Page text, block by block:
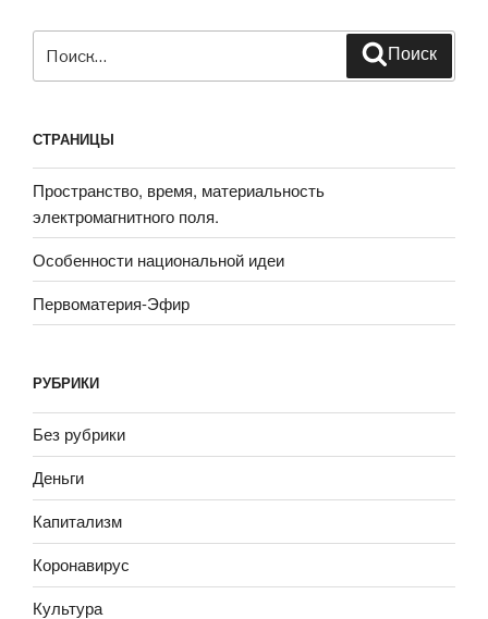
Поиск
СТРАНИЦЫ
Пространство, время, материальность
электромагнитного поля.
Особенности национальной идеи
Первоматерия-Эфир
РУБРИКИ
Без рубрики
Деньги
Капитализм
Коронавирус
Культура